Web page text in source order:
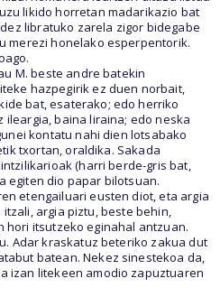
likido horretan madarikazio bat
libratuko zarela zigor bidegabe
merezi honelako esperpentorik.
M. beste andre batekin
hazpegirik ez duen norbait,
bat, esaterako; edo herriko
baina liraina; edo neska
kontatu nahi dien lotsabako
txortan, oraldika. Sakada
(harri berde-gris bat,
egiten dio papar bilotsuan.
etengailuari eusten diot, eta argia
argia piztu, beste behin,
hori itsutzeko eginahal antzuan.
Adar kraskatuz beteriko zakua dut
batean. Nekez sinestekoa da,
izan litekeen amodio zapuztuaren